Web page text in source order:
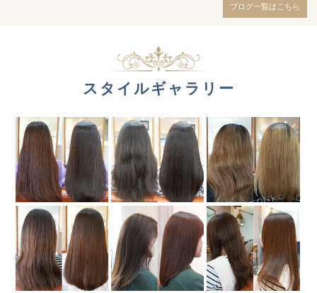
ブログ一覧はこちら
スタイルギャラリー